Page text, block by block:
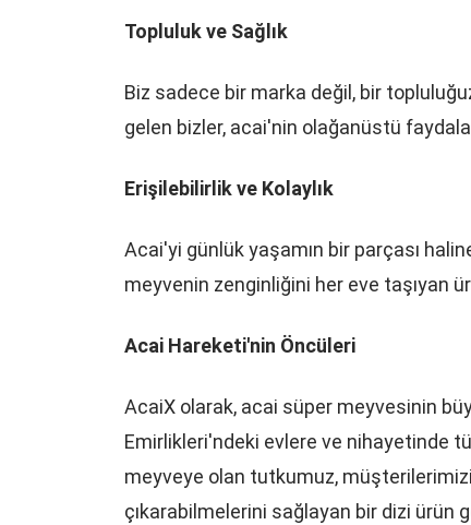
Topluluk ve Sağlık
Biz sadece bir marka değil, bir
gelen bizler, acai'nin olağanüstü
Erişilebilirlik ve Kolaylık
Acai'yi günlük yaşamın bir parçası
meyvenin zenginliğini her eve taşıyan
Acai Hareketi'nin Öncüleri
AcaiX olarak, acai süper meyvesinin
Emirlikleri'ndeki evlere ve nihayetinde
meyveye olan tutkumuz,
çıkarabilmelerini sağlayan bir dizi